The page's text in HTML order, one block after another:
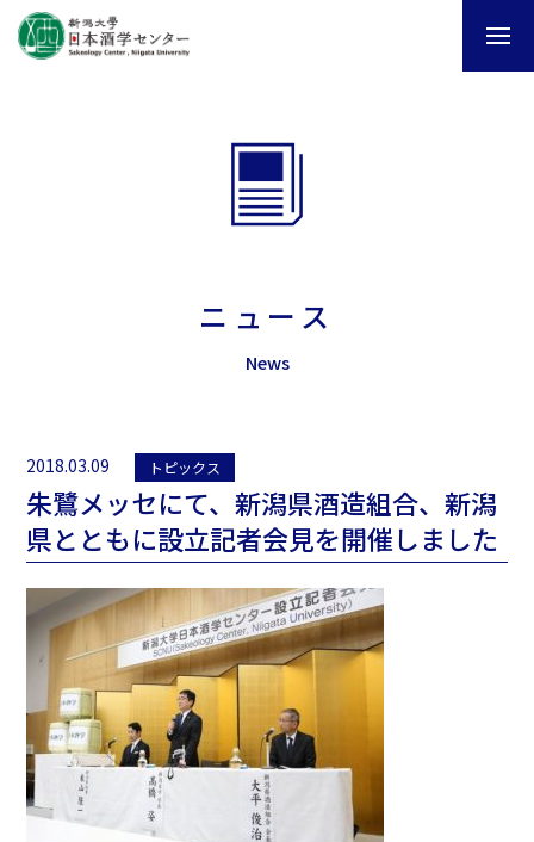
ニュース
News
2018.03.09 トピックス
朱鷺メッセにて、新潟県酒造組合、新潟
県とともに設立記者会見を開催しました